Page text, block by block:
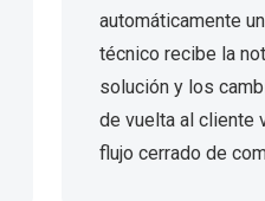
automáticamente
técnico recibe la
solución y los
de vuelta al cliente
flujo cerrado de